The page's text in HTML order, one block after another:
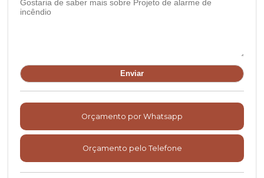
Orçamento por Whatsapp
Orçamento pelo Telefone